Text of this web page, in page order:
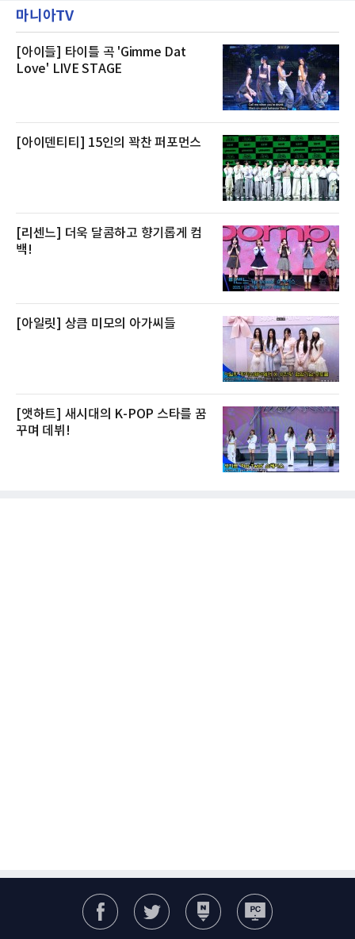
스 센터 사우나 2인 이용 혜택이 포함된다.특히
클럽 앰배서더 라운지
우 등이 포함됐다. 쿠팡은 올해 큰 크기의 전복
생산량이 늘어난 점을 반영해 주요 산지 상품을
전복은 산지에서 채취한 뒤 전국으로 직송되는
방식으로 운영된다. 신선도가 중요한 상품인 만
큼 이르면 다음 날 오전 배송이 가능하도록 물류
마니아TV
[아이들] 타이틀 곡 'Gimme Dat
Love' LIVE STAGE
[아이덴티티] 15인의 꽉찬 퍼포먼스
[리센느] 더욱 달콤하고 향기롭게 컴
백!
[아일릿] 상큼 미모의 아가씨들
[앳하트] 새시대의 K-POP 스타를 꿈
꾸며 데뷔!